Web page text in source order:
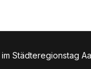
Städteregionstag